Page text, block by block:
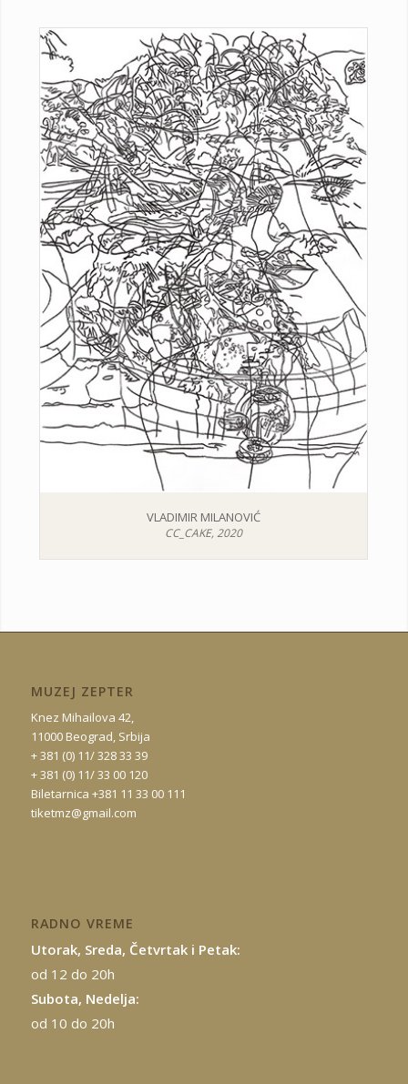
VLADIMIR MILANOVIĆ
CC_CAKE, 2020
MUZEJ ZEPTER
Knez Mihailova 42,
11000 Beograd, Srbija
+ 381 (0) 11/ 328 33 39
+ 381 (0) 11/ 33 00 120
Biletarnica +381 11 33 00 111
tiketmz@gmail.com
RADNO VREME
Utorak, Sreda, Četvrtak i Petak:
od 12 do 20h
Subota, Nedelja:
od 10 do 20h